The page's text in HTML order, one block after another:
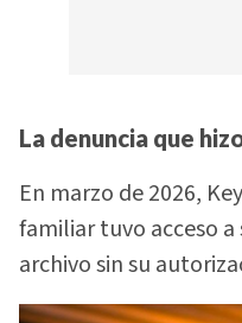
La denuncia que
En marzo de 2026,
familiar tuvo acceso
archivo sin su